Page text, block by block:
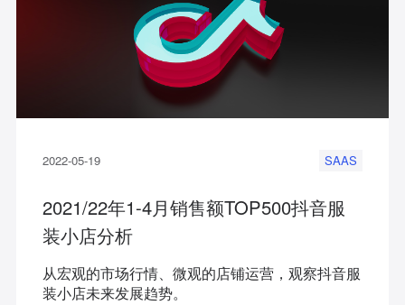
2022-05-19 SAAS
2021/22年1-4月销售额TOP500抖音服
装小店分析
从宏观的市场行情、微观的店铺运营，观察抖音服
装小店未来发展趋势。